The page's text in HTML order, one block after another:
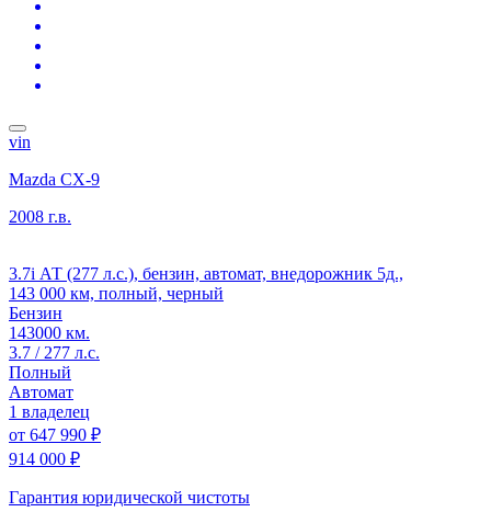
vin
Mazda CX-9
2008 г.в.
3.7i АТ (277 л.с.), бензин, автомат, внедорожник 5д.,
143 000 км, полный, черный
Бензин
143000 км.
3.7 / 277 л.с.
Полный
Автомат
1 владелец
от 647 990 ₽
914 000 ₽
Гарантия юридической чистоты